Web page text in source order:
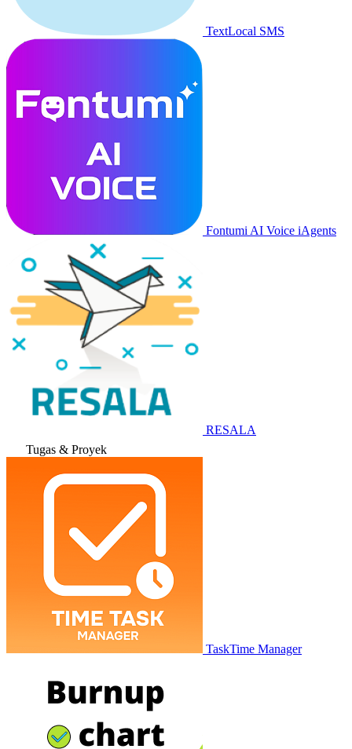
TextLocal SMS
Fontumi AI Voice iAgents
RESALA
Tugas & Proyek
TaskTime Manager